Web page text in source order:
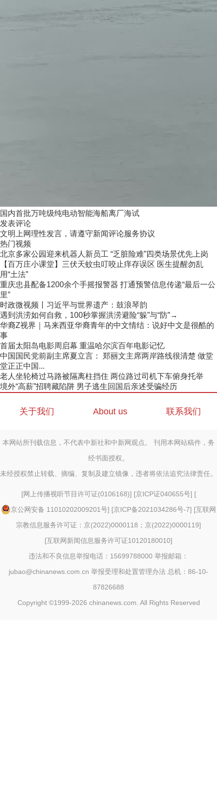
国内首批万吨级纯电动智能海船离厂海试
发表评论
文明上网理性发言，请遵守新闻评论服务协议
热门视频
北京多家公园迎来机器人新员工 “乏脏险难”四类场景优先上岗
【百万庄小课堂】三伏天蚊虫叮咬止痒存误区 医生提醒勿乱
用“土法”
重庆忠县配备1200余个手摇报警器 打通预警信息传递“最后一公
里”
时政微视频丨习近平与世界遗产：鼓浪琴韵
遇到洪涝如何自救，100秒掌握洪涝避险“躲”与“防”→
华裔Z视界｜马来西亚华裔青年的中文情结：说好中文是很酷的
事
首届太阳岛电影周启幕 重温哈尔滨百年电影记忆
中国国民党前副主席夏立言： 郑丽文主席两岸路线很清楚 做堂
堂正正中国...
老人坐轮椅过马路被隔离柱挡住 两位路过司机下车俯身托举
境外“高薪”招聘藏陷阱 男子逃生回国后亲述受骗经历
关于我们 About us 联系我们
本网站所刊载信息，不代表中新社和中新网观点。 刊用本网站稿件，务
经书面授权。
未经授权禁止转载、摘编、复制及建立镜像，违者将依法追究法律责任。
[网上传播视听节目许可证(0106168)] [京ICP证040655号] [
京公网安备 11010202009201号] [京ICP备2021034286号-7] [互联网
宗教信息服务许可证：京(2022)0000118；京(2022)0000119]
[互联网新闻信息服务许可证10120180010]
违法和不良信息举报电话：15699788000 举报邮箱：
jubao@chinanews.com.cn 举报受理和处置管理办法 总机：86-10-
87826688
Copyright ©1999-2026 chinanews.com. All Rights Reserved